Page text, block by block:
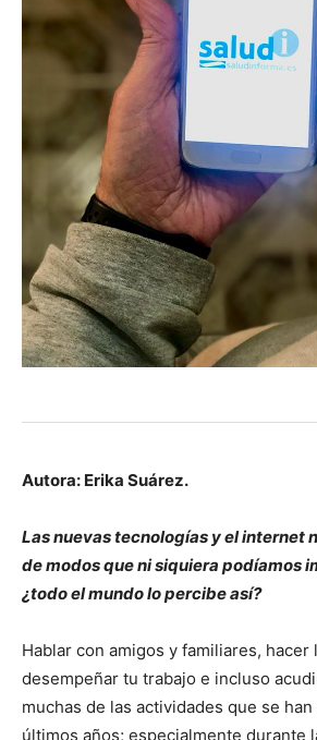
Autora: Erika Suárez.
Las nuevas tecnologías y el internet
de modos que ni siquiera podíamos
¿todo el mundo lo percibe así?
Hablar con amigos y familiares, hacer
desempeñar tu trabajo e incluso
muchas de las actividades que se
últimos años; especialmente durante